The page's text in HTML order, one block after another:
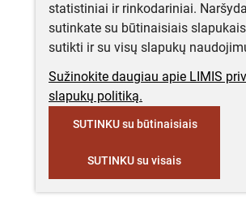
statistiniai ir rinkodariniai.
sutinkate su būtinaisiais
sutikti ir su visų slapukų
Sužinokite daugiau apie LIMIS
slapukų politiką.
SUTINKU su būtinaisiais
SUTINKU su visais